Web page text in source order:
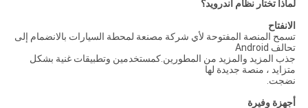
لماذا تختار نظام أندرويد؟
الانفتاح
تسمح المنصة المفتوحة لأي شركة مصنعة لمحطة السيارات بالانضمام إلى
تحالف Android
جذب المزيد والمزيد من المطورين.كمستخدمين وتطبيقات غنية بشكل
متزايد ، منصة جديدة لها
نضجت.
أجهزة وفيرة